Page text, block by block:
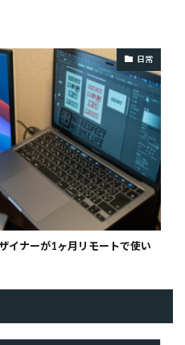
日常
イナーが1ヶ月リモートで使い